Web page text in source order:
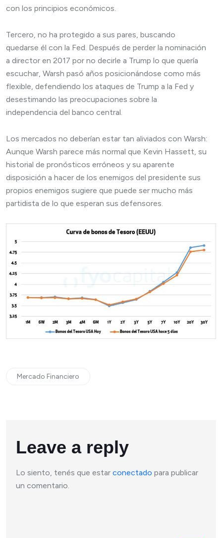
con los principios económicos.
Tercero, no ha protegido a sus pares, buscando
quedarse él con la Fed. Después de perder la nominación
a director en 2017 por no decirle a Trump lo que quería
escuchar, Warsh pasó años posicionándose como más
flexible, defendiendo los ataques de Trump a la Fed y
desestimando las preocupaciones sobre la
independencia del banco central.
Los mercados no deberían estar tan aliviados con Warsh:
Aunque Warsh parece más normal que Kevin Hassett, su
historial de pronósticos erróneos y su aparente
disposición a hacer de los enemigos del presidente sus
propios enemigos sugiere que puede ser mucho más
partidista de lo que esperan sus defensores.
Mercado Financiero
Leave a reply
Lo siento, tenés que estar conectado para publicar
un comentario.